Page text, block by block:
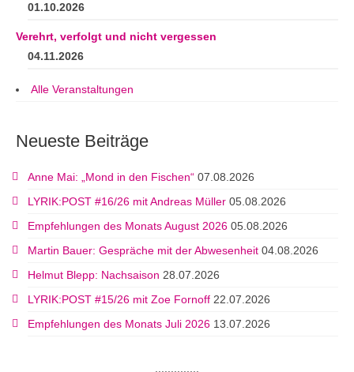
01.10.2026
Verehrt, verfolgt und nicht vergessen
04.11.2026
Alle Veranstaltungen
Neueste Beiträge
Anne Mai: „Mond in den Fischen“ 07.08.2026
LYRIK:POST #16/26 mit Andreas Müller 05.08.2026
Empfehlungen des Monats August 2026 05.08.2026
Martin Bauer: Gespräche mit der Abwesenheit 04.08.2026
Helmut Blepp: Nachsaison 28.07.2026
LYRIK:POST #15/26 mit Zoe Fornoff 22.07.2026
Empfehlungen des Monats Juli 2026 13.07.2026